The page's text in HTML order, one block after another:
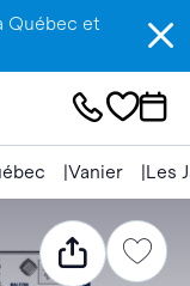
Québec et
Vanier Les